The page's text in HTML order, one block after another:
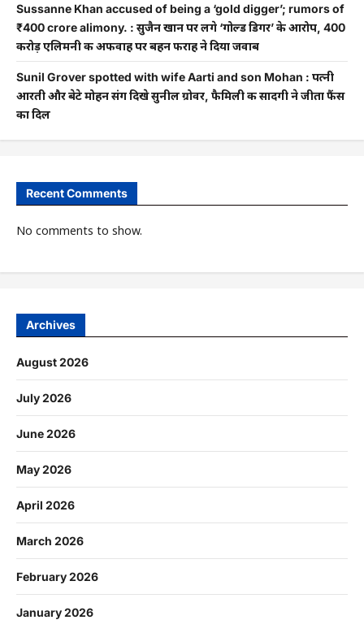
Sussanne Khan accused of being a ‘gold digger’; rumors of
₹400 crore alimony. : सुजैन खान पर लगे ‘गोल्ड डिगर’ के आरोप, 400
करोड़ एलिमनी की अफवाह पर बहन फराह ने दिया जवाब
Sunil Grover spotted with wife Aarti and son Mohan : पत्नी
आरती और बेटे मोहन संग दिखे सुनील ग्रोवर, फैमिली की सादगी ने जीता फैंस
का दिल
Recent Comments
No comments to show.
Archives
August 2026
July 2026
June 2026
May 2026
April 2026
March 2026
February 2026
January 2026